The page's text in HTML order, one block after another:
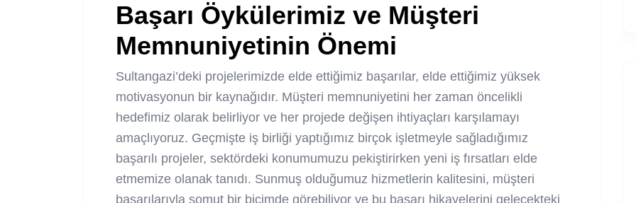
Başarı Öykülerimiz ve Müşteri
Memnuniyetinin Önemi
Sultangazi’deki projelerimizde elde ettiğimiz başarılar, elde ettiğimiz yüksek
motivasyonun bir kaynağıdır. Müşteri memnuniyetini her zaman öncelikli
hedefimiz olarak belirliyor ve her projede değişen ihtiyaçları karşılamayı
amaçlıyoruz. Geçmişte iş birliği yaptığımız birçok işletmeyle sağladığımız
başarılı projeler, sektördeki konumumuzu pekiştirirken yeni iş fırsatları elde
etmemize olanak tanıdı. Sunmuş olduğumuz hizmetlerin kalitesini, müşteri
başarılarıyla somut bir biçimde görebiliyor ve bu başarı hikayelerini gelecekteki